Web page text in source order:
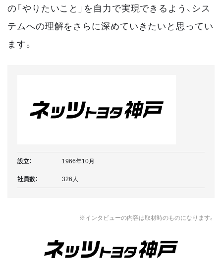
の「やりたいこと」を自力で実現できるよう、シス
テムへの理解をさらに深めていきたいと思ってい
ます。
設立：
1966年10月
社員数：
326人
※インタビューの内容は取材時のものになります。